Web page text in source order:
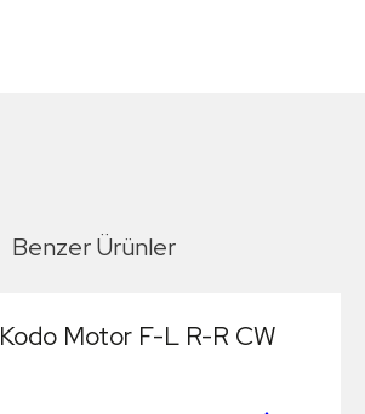
Benzer Ürünler
Motor F-L R-R CW